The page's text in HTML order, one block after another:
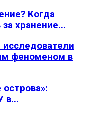
Когда
хранение...
исследователи
феноменом в
острова»:
в...